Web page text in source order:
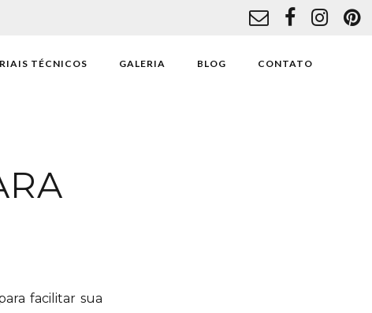
TÉCNICOS GALERIA BLOG CONTATO
facilitar sua